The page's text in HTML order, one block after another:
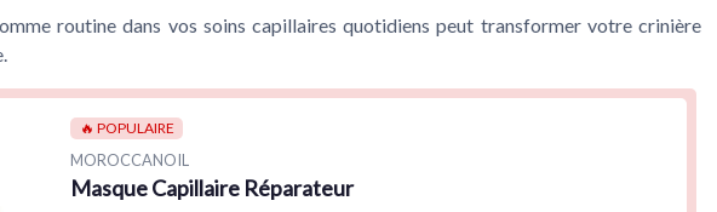
routine dans vos soins capillaires quotidiens peut transformer votre crinière
🔥 POPULAIRE
MOROCCANOIL
Masque Capillaire Réparateur